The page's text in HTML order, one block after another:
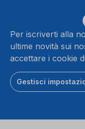
Per iscriverti alla
ultime novità sui
accettare i cookie
Gestisci